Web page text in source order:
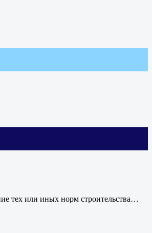
тех или иных норм строительства…